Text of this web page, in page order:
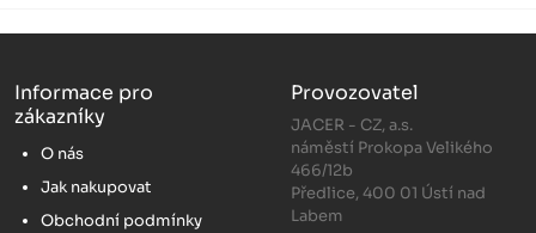
Informace pro
zákazníky
O nás
Jak nakupovat
Obchodní podmínky
Provozovatel
JACER - CZ, a.s.
náměstí Prokopa Velikého
466/12b
Předlice, 400 01 Ústí nad
Labem